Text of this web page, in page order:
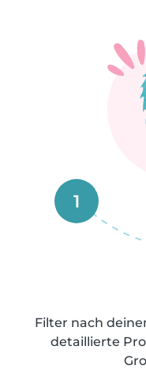
1
Filter nach
detaillierte